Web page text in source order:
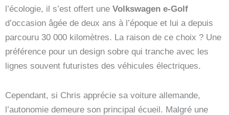
l’écologie, il s’est offert une Volkswagen e-Golf
d’occasion âgée de deux ans à l’époque et lui a depuis
parcouru 30 000 kilomètres. La raison de ce choix ? Une
préférence pour un design sobre qui tranche avec les
lignes souvent futuristes des véhicules électriques.
Cependant, si Chris apprécie sa voiture allemande,
l’autonomie demeure son principal écueil. Malgré une